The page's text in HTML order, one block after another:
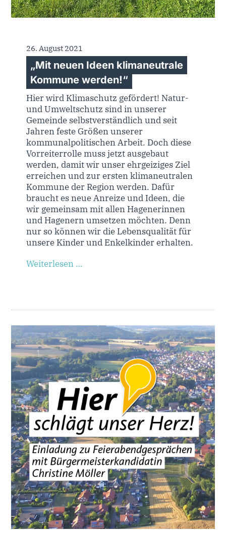
26. August 2021
„Mit neuen Ideen klimaneutrale
Kommune werden!“
Hier wird Klimaschutz gefördert! Natur-
und Umweltschutz sind in unserer
Gemeinde selbstverständlich und seit
Jahren feste Größen unserer
kommunalpolitischen Arbeit. Doch diese
Vorreiterrolle muss jetzt ausgebaut
werden, damit wir unser ehrgeiziges Ziel
erreichen und zur ersten klimaneutralen
Kommune der Region werden. Dafür
braucht es neue Anreize und Ideen, die
wir gemeinsam mit allen Hagenerinnen
und Hagenern umsetzen möchten. Denn
nur so können wir die Lebensqualität für
unsere Kinder und Enkelkinder erhalten.
Weiterlesen …